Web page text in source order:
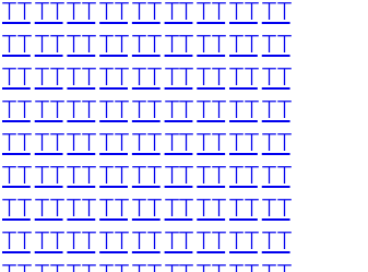
TTTTTTTTTTTTTTTTTT
TTTTTTTTTTTTTTTTTT
TTTTTTTTTTTTTTTTTT
TTTTTTTTTTTTTTTTTT
TTTTTTTTTTTTTTTTTT
TTTTTTTTTTTTTTTTTT
TTTTTTTTTTTTTTTTTT
TTTTTTTTTTTTTTTTTT